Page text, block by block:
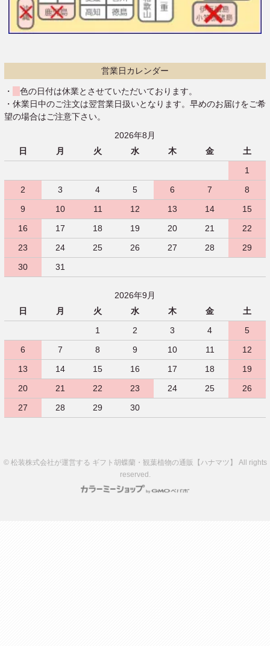
営業日カレンダー
・
色の日付は休業とさせていただいております。
・休業日中のご注文は翌営業日扱いとなります。早めのお届けをご希
望の場合はご注意下さい。
2026年8月
日
月 火 水 木 金
土
1
2
3 4 5 6 7
8
9
10 11 12 13 14
15
16
17 18 19 20 21
22
23
24 25 26 27 28
29
30
31
2026年9月
日
月 火 水 木 金
土
1
2 3 4
5
6
7 8 9 10 11
12
13
14 15 16 17 18
19
20
21 22 23 24 25
26
27
28 29 30
© 松装株式会社が運営する ギフト胡蝶蘭・観葉植物の通販【ハナマツ】 All rights
reserved.